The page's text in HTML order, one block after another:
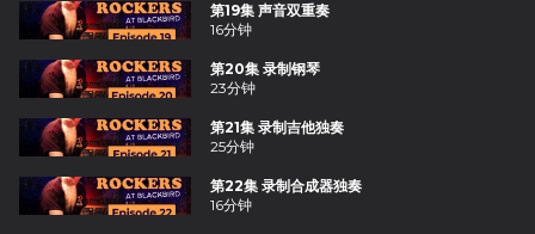
第19集 声音双重奏
16分钟
第20集 录制钢琴
23分钟
第21集 录制吉他独奏
25分钟
第22集 录制合成器独奏
16分钟